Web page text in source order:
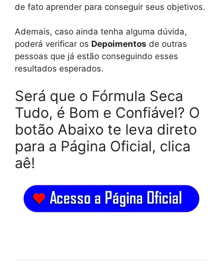
de fato aprender para conseguir seus objetivos.
Ademais, caso ainda tenha alguma dúvida,
poderá verificar os Depoimentos de outras
pessoas que já estão conseguindo esses
resultados esperados.
Será que o Fórmula Seca
Tudo, é Bom e Confiável? O
botão Abaixo te leva direto
para a Página Oficial, clica
aê!